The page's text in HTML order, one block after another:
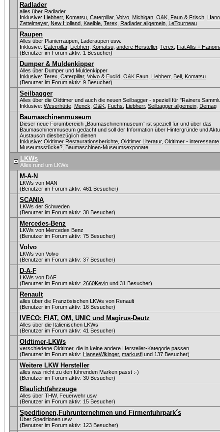
Radlader
alles über Radlader
Inklusive: Liebherr, Komatsu Caterpillar, Volvo Michigan O&K, Faun & Frisch
Zettelmeyer, New Holland Kaelble Terex Radlader allgemein LeTourneau
Raupen
Alles über Planierraupen, Laderaupen usw.
Inklusive: Caterpillar, Liebherr, Komatsu andere Hersteller, Terex
Fiat Allis +
(Benutzer im Forum aktiv: 1 Besucher)
Dumper & Muldenkipper
Alles über Dumper und Muldenkipper
Inklusive: Terex Caterpillar, Volvo & Euclid O&K Faun Liebherr, Bell Komatsu
(Benutzer im Forum aktiv: 9 Besucher)
Seilbagger
Alles über die Oldtimer und auch die neuen Seilbagger - speziell für "Rainers
Inklusive: Weserhütte Menck O&K Fuchs Liebherr, Seilbagger allgemein Demag
Baumaschinenmuseum
Dieser neue Forumbereich „Baumaschinenmuseum“ ist speziell für und über das
Baumaschinenmuseum gedacht und soll der Information über Hintergründe und
Austausch diesbezüglich dienen
Inklusive: Oldtimer Restaurationsberichte Oldtimer Literatur, Oldtimer - interessante
Museumsstücke? Baumaschinen-Museumsexponate
LKWs
Alles rund um LKWs
M-A-N
LKWs von MAN
(Benutzer im Forum aktiv: 461 Besucher)
SCANIA
LKWs der Schweden
(Benutzer im Forum aktiv: 38 Besucher)
Mercedes-Benz
LKWs von Mercedes Benz
(Benutzer im Forum aktiv: 75 Besucher)
Volvo
LKWs von Volvo
(Benutzer im Forum aktiv: 37 Besucher)
D-A-F
LKWs von DAF
(Benutzer im Forum aktiv: 2660Kevin und 31 Besucher)
Renault
alles über die Französischen LKWs von Renault
(Benutzer im Forum aktiv: 16 Besucher)
IVECO: FIAT, OM, UNIC und Magirus-Deutz
Alles über die Italienischen LKWs
(Benutzer im Forum aktiv: 41 Besucher)
Oldtimer-LKWs
verschiedene Oldtimer, die in keine andere Hersteller-Kategorie passen
(Benutzer im Forum aktiv: HanseWikinger, markusfi und 137 Besucher)
Weitere LKW Hersteller
alles was nicht zu den führenden Marken passt :-)
(Benutzer im Forum aktiv: 30 Besucher)
Blaulichtfahrzeuge
Alles über THW, Feuerwehr usw.
(Benutzer im Forum aktiv: 15 Besucher)
Speditionen,Fuhrunternehmen und Firmenfuhrpark´s
Über Speditionen usw.
(Benutzer im Forum aktiv: 123 Besucher)